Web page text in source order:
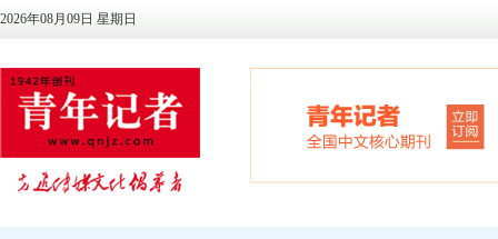
2026年08月09日 星期日